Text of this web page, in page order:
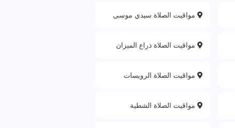
مواقيت الصلاة سيدي موسى
مواقيت الصلاة ذراع الميزان
مواقيت الصلاة الرويسات
مواقيت الصلاة الشطية